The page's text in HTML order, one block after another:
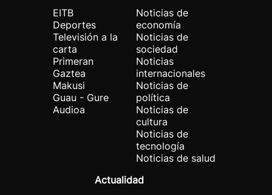
EITB
Deportes
Televisión a la
carta
Primeran
Gaztea
Makusi
Guau - Gure
Audioa
Noticias de
economía
Noticias de
sociedad
Noticias
internacionales
Noticias de
política
Noticias de
cultura
Noticias de
tecnología
Noticias de salud
Actualidad